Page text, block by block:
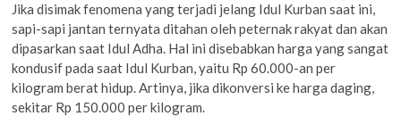
Jika disimak fenomena yang terjadi jelang Idul Kurban saat ini,
sapi-sapi jantan ternyata ditahan oleh peternak rakyat dan akan
dipasarkan saat Idul Adha. Hal ini disebabkan harga yang sangat
kondusif pada saat Idul Kurban, yaitu Rp 60.000-an per
kilogram berat hidup. Artinya, jika dikonversi ke harga daging,
sekitar Rp 150.000 per kilogram.